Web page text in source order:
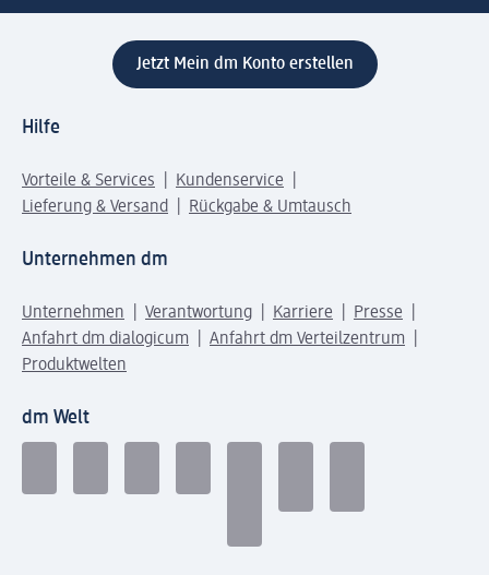
Jetzt Mein dm Konto erstellen
Hilfe
Vorteile & Services
Kundenservice
Lieferung & Versand
Rückgabe & Umtausch
Unternehmen dm
Unternehmen Verantwortung Karriere
Presse
Anfahrt dm dialogicum
Anfahrt dm Verteilzentrum
Produktwelten
dm Welt